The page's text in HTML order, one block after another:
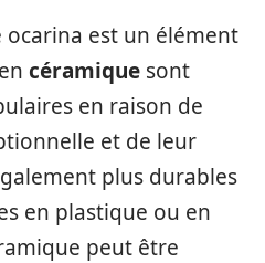
est un élément
céramique sont
en raison de
et de leur
plus durables
en plastique ou en
peut être